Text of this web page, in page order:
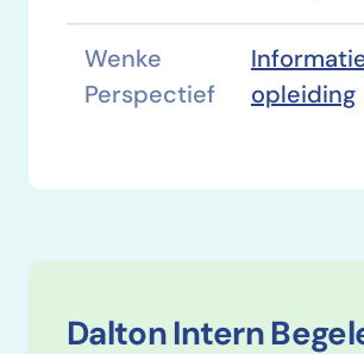
Wenke
Perspectief
opleiding
Dalton Intern